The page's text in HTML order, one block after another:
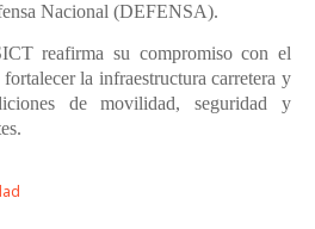
Nacional (DEFENSA).
reafirma su compromiso con el
la infraestructura carretera y
de movilidad, seguridad y